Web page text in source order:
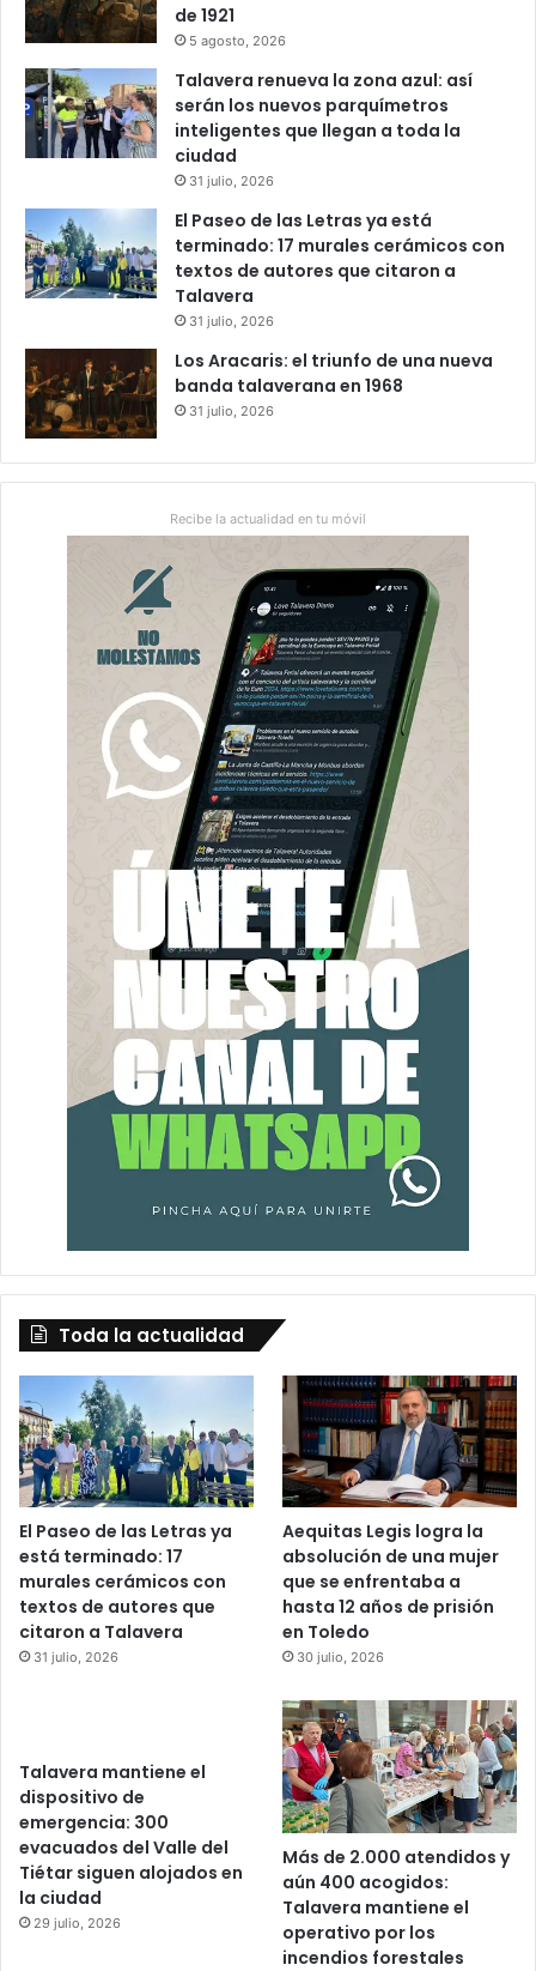
de 1921
5 agosto, 2026
Talavera renueva la zona azul: así
serán los nuevos parquímetros
inteligentes que llegan a toda la
ciudad
31 julio, 2026
El Paseo de las Letras ya está
terminado: 17 murales cerámicos con
textos de autores que citaron a
Talavera
31 julio, 2026
Los Aracaris: el triunfo de una nueva
banda talaverana en 1968
31 julio, 2026
Recibe la actualidad en tu móvil
Toda la actualidad
El Paseo de las Letras ya
está terminado: 17
murales cerámicos con
textos de autores que
citaron a Talavera
31 julio, 2026
Aequitas Legis logra la
absolución de una mujer
que se enfrentaba a
hasta 12 años de prisión
en Toledo
30 julio, 2026
Talavera mantiene el
dispositivo de
emergencia: 300
evacuados del Valle del
Tiétar siguen alojados en
la ciudad
29 julio, 2026
Más de 2.000 atendidos y
aún 400 acogidos:
Talavera mantiene el
operativo por los
incendios forestales